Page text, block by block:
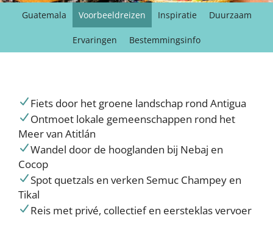
Guatemala Voorbeeldreizen Inspiratie Duurzaam
Ervaringen Bestemmingsinfo
Fiets door het groene landschap rond Antigua
Ontmoet lokale gemeenschappen rond het
Meer van Atitlán
Wandel door de hooglanden bij Nebaj en
Cocop
Spot quetzals en verken Semuc Champey en
Tikal
Reis met privé, collectief en eersteklas vervoer